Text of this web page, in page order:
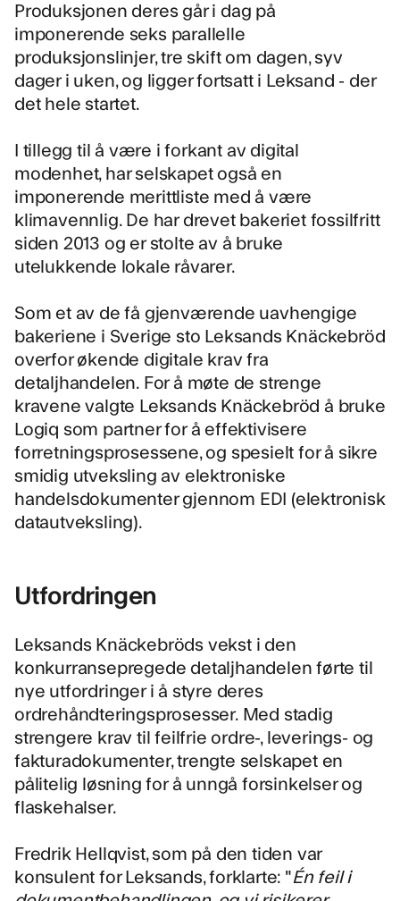
Produksjonen deres går i dag på
imponerende seks parallelle
produksjonslinjer, tre skift om dagen, syv
dager i uken, og ligger fortsatt i Leksand - der
det hele startet.
I tillegg til å være i forkant av digital
modenhet, har selskapet også en
imponerende merittliste med å være
klimavennlig. De har drevet bakeriet fossilfritt
siden 2013 og er stolte av å bruke
utelukkende lokale råvarer.
Som et av de få gjenværende uavhengige
bakeriene i Sverige sto Leksands Knäckebröd
overfor økende digitale krav fra
detaljhandelen. For å møte de strenge
kravene valgte Leksands Knäckebröd å bruke
Logiq som partner for å effektivisere
forretningsprosessene, og spesielt for å sikre
smidig utveksling av elektroniske
handelsdokumenter gjennom EDI (elektronisk
datautveksling).
Utfordringen
Leksands Knäckebröds vekst i den
konkurransepregede detaljhandelen førte til
nye utfordringer i å styre deres
ordrehåndteringsprosesser. Med stadig
strengere krav til feilfrie ordre-, leverings- og
fakturadokumenter, trengte selskapet en
pålitelig løsning for å unngå forsinkelser og
flaskehalser.
Fredrik Hellqvist, som på den tiden var
konsulent for Leksands, forklarte: "Én feil i